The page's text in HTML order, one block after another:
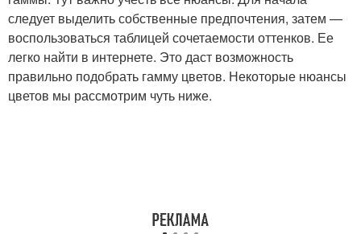
следует выделить собственные предпочтения, затем —
воспользоваться таблицей сочетаемости оттенков. Ее
легко найти в интернете. Это даст возможность
правильно подобрать гамму цветов. Некоторые нюансы
цветов мы рассмотрим чуть ниже.